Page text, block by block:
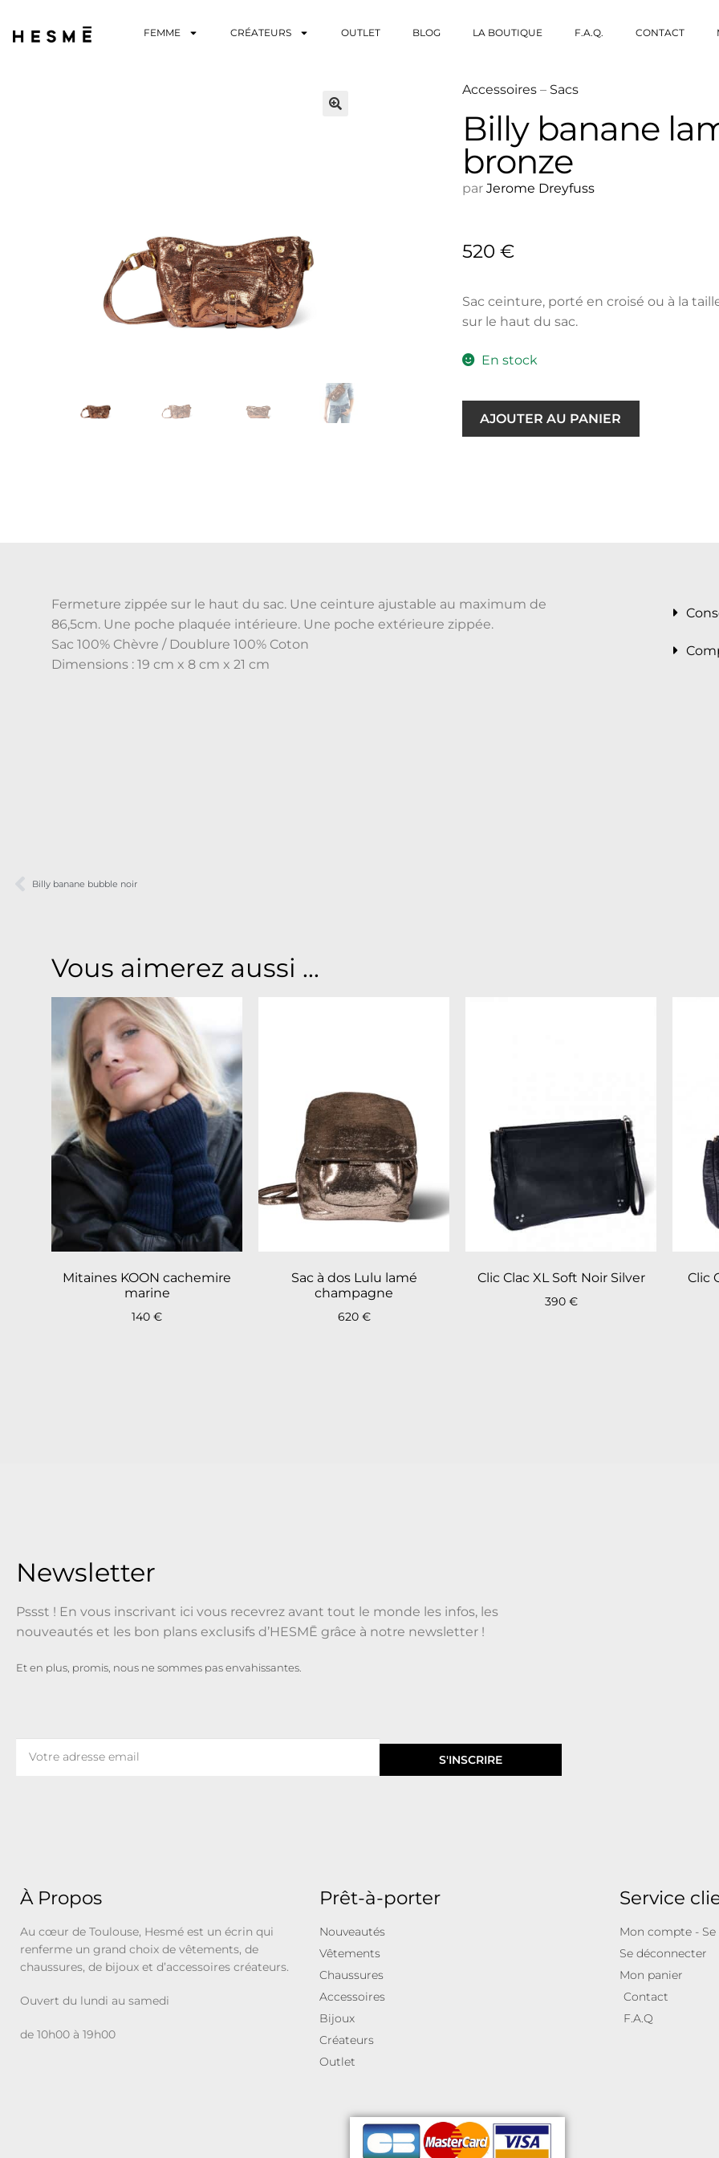
FEMME CRÉATEURS OUTLET BLOG LA BOUTIQUE F.A.Q. CONTACT
Accessoires– Sacs
Billy banane
bronze
par Jerome Dreyfuss
520 €
Sac ceinture, porté en croisé ou à la
sur le haut du sac.
En stock
AJOUTER AU PANIER
Fermeture zippée sur le haut du sac. Une ceinture ajustable au maximum de
86,5cm. Une poche plaquée intérieure. Une poche extérieure zippée.
Sac 100% Chèvre / Doublure 100% Coton
Dimensions : 19 cm x 8 cm x 21 cm
Billy banane bubble noir
Vous aimerez aussi ...
Mitaines KOON cachemire
marine
140 €
Sac à dos Lulu lamé
champagne
620 €
Clic Clac XL Soft Noir Silver
390 €
Clic
Newsletter
Pssst ! En vous inscrivant ici vous recevrez avant tout le monde les infos, les
nouveautés et les bon plans exclusifs d’HESMĒ grâce à notre newsletter !
Et en plus, promis, nous ne sommes pas envahissantes.
S'INSCRIRE
À Propos
Au cœur de Toulouse, Hesmé est un écrin qui
renferme un grand choix de vêtements, de
chaussures, de bijoux et d’accessoires créateurs.
Ouvert du lundi au samedi
de 10h00 à 19h00
Prêt-à-porter
Nouveautés
Vêtements
Chaussures
Accessoires
Bijoux
Créateurs
Outlet
Service
Mon compte -
Se déconnecter
Mon panier
Contact
F.A.Q